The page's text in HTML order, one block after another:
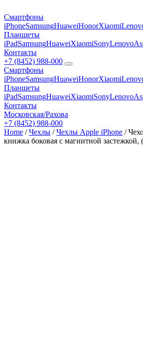
Смартфоны
iPhoneSamsungHuaweiHonorXiaomi
Планшеты
iPadSamsungHuaweiXiaomiSonyLenovo
Контакты
+7 (8452) 988-000
Смартфоны
iPhoneSamsungHuaweiHonorXiaomi
Планшеты
iPadSamsungHuaweiXiaomiSonyLenovo
Контакты
Московская/Рахова
+7 (8452) 988-000
Home /Чехлы /Чехлы Apple iPhone /
книжка боковая с магнитной застежкой,